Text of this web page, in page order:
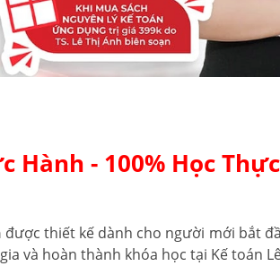
Hành - 100% Học
được thiết kế dành cho người mới bắt
và hoàn thành khóa học tại Kế toán